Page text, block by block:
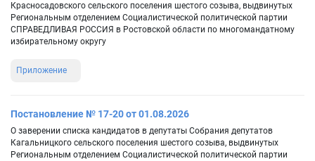
Красносадовского сельского поселения шестого созыва, выдвинутых
Региональным отделением Социалистической политической партии
СПРАВЕДЛИВАЯ РОССИЯ в Ростовской области по многомандатному
избирательному округу
Приложение
Постановление № 17-20 от 01.08.2026
О заверении списка кандидатов в депутаты Собрания депутатов
Кагальницкого сельского поселения шестого созыва, выдвинутых
Региональным отделением Социалистической политической партии